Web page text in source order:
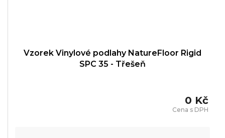
Vzorek Vinylové podlahy NatureFloor Rigid
SPC 35 - Třešeň
0 Kč